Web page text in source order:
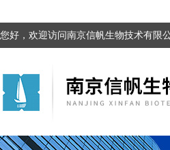
您好，欢迎访问南京信帆生物技术有限